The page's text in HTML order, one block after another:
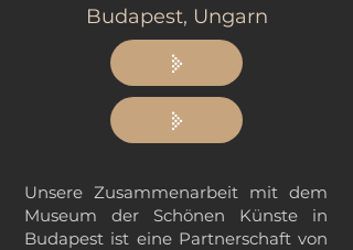
Budapest, Ungarn
Unsere Zusammenarbeit mit dem
Museum der Schönen Künste in
Budapest ist eine Partnerschaft von